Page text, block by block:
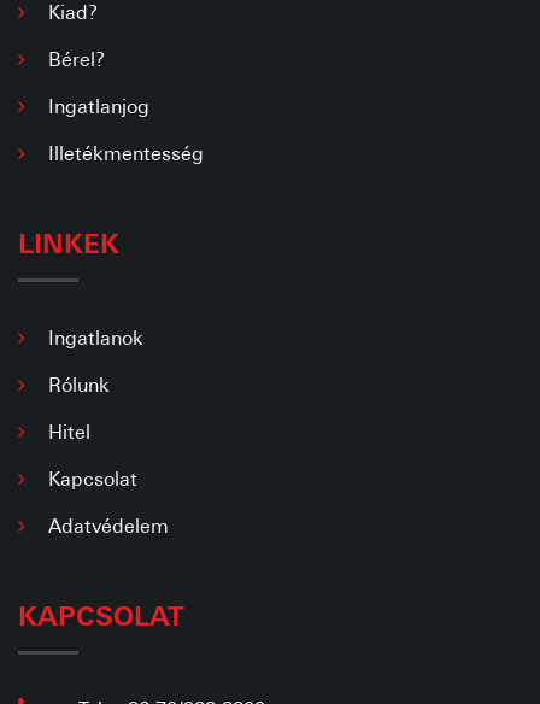
Kiad?
Bérel?
Ingatlanjog
Illetékmentesség
LINKEK
Ingatlanok
Rólunk
Hitel
Kapcsolat
Adatvédelem
KAPCSOLAT